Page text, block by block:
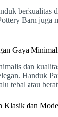
berkualitas
Barn
Gaya
dan
Handuk
tebal atau
Klasik dan